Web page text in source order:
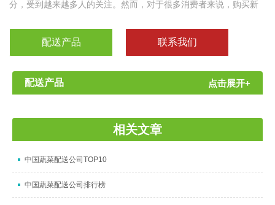
分，受到越来越多人的关注。然而，对于很多消费者来说，购买新
配送产品 联系我们
配送产品 点击展开+
相关文章
中国蔬菜配送公司TOP10
中国蔬菜配送公司排行榜